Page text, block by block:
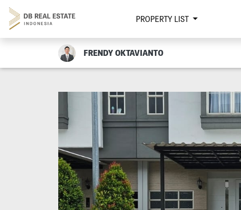
PROPERTY LIST
FRENDY OKTAVIANTO